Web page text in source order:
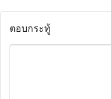
ตอบกระทู้